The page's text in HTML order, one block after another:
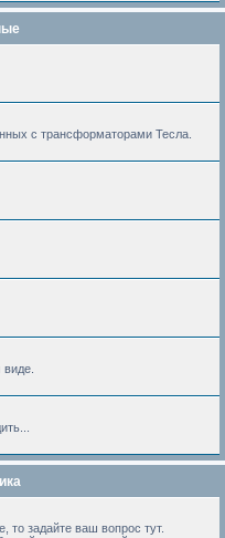
с трансформаторами Тесла.
то задайте ваш вопрос тут.